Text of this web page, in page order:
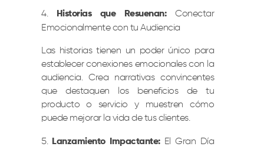
Historias que Resuenan: Conectar
Emocionalmente con tu Audiencia
Las historias tienen un poder único para
establecer conexiones emocionales con la
audiencia. Crea narrativas convincentes
que destaquen los beneficios de tu
producto o servicio y muestren cómo
puede mejorar la vida de tus clientes.
Lanzamiento Impactante:El Gran Día